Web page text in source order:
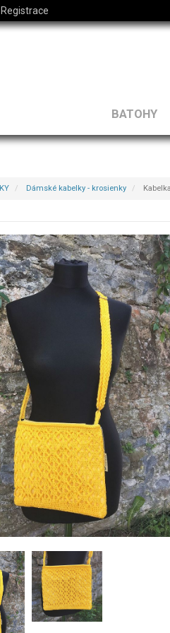
Registrace
BATOHY
Dámské kabelky - krosienky